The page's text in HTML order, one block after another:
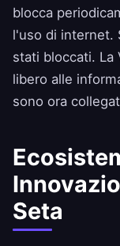
blocca
l'uso di internet.
stati bloccati. La
libero alle
sono ora
Seta